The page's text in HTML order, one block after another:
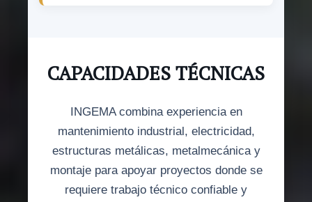
CAPACIDADES TÉCNICAS
INGEMA combina experiencia en
mantenimiento industrial, electricidad,
estructuras metálicas, metalmecánica y
montaje para apoyar proyectos donde se
requiere trabajo técnico confiable y